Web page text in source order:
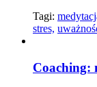
Tagi:
stres,
Coaching: